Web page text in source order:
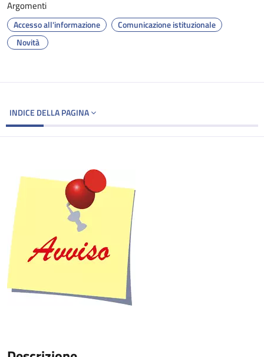
Argomenti
Accesso all'informazione
Comunicazione istituzionale
Novità
INDICE DELLA PAGINA